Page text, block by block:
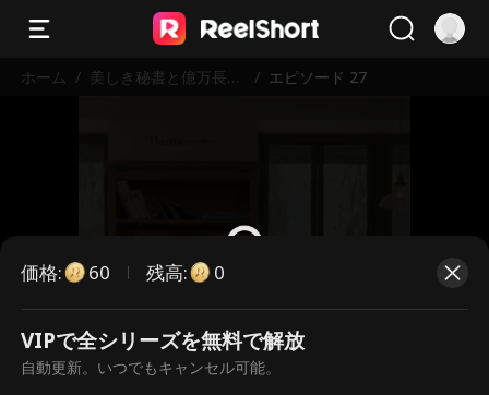
ホーム / 美しき秘書と億万長者
/ エピソード 27
こちらは有料のエピソードです。視
聴いただくには解放が必要です。
価格: 60 残高: 0
VIPで全シリーズを無料で解放
自動更新。いつでもキャンセル可能。